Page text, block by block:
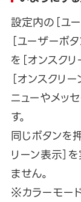
設定内の［ユ
［ユーザーボ
を［オンスク
［オンスクリ
ニューやメッ
す。
同じボタンを
リーン表示］
ません。
※カラーモー